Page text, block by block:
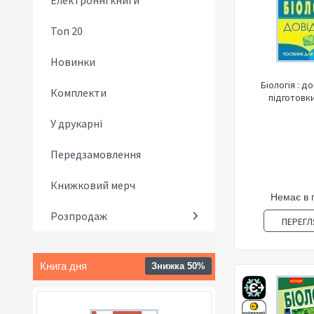
Топ 20
Новинки
Комплекти
У друкарні
Передзамовлення
Книжковий мерч
Розпродаж
Книга дня Знижка 50%
Біологія :
Немає в